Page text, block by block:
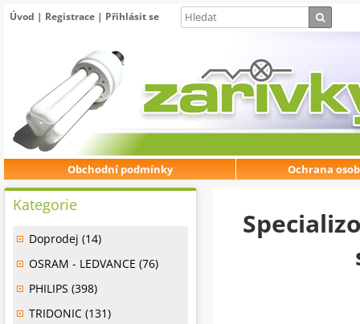
Úvod | Registrace | Přihlásit se
Obchodní podmínky Ochrana
Kategorie
Doprodej (14)
OSRAM - LEDVANCE (76)
PHILIPS (398)
TRIDONIC (131)